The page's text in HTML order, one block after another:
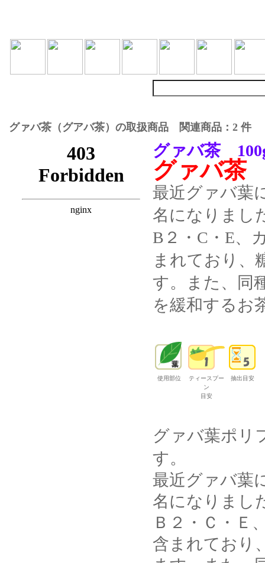
グァバ茶（グアバ茶）の取扱商品 関連商品：2 件
グァバ茶
グァバ茶
最近グァバ葉
名になりまし
B２・C・E、
まれており、
す。また、同
を緩和するお
使用部位
ティースプー
ン
目安
抽出目安
グァバ葉ポリ
す。
最近グァバ葉
名になりまし
Ｂ２・Ｃ・Ｅ
含まれており